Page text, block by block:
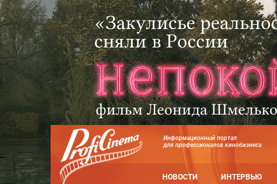
Информационный портал
для профессионалов кинобизнеса
НОВОСТИ ИНТЕРВЬЮ